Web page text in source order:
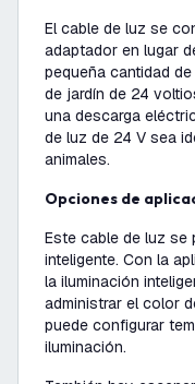
El cable de luz se
adaptador en lugar
pequeña cantidad
de jardín de 24
una descarga
de luz de 24 V sea
animales.
Opciones de
Este cable de luz se
inteligente. Con la
la iluminación
administrar el color
puede configurar
iluminación.